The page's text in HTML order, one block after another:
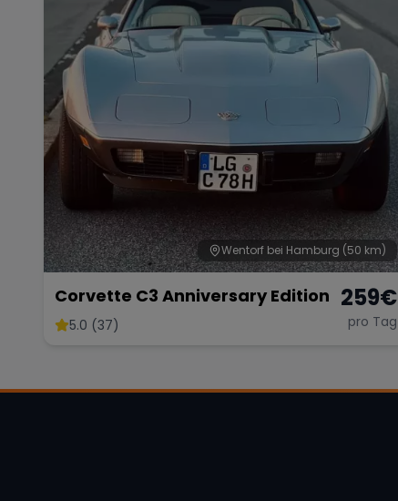
Wentorf bei Hamburg (50 km)
Corvette C3 Anniversary Edition
5.0 (37)
259€
pro Tag